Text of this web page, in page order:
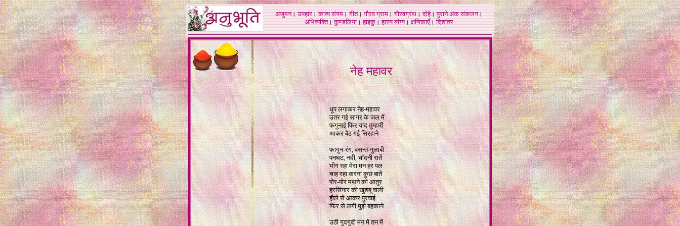
अंजुमन।उपहार।काव्य संगम।गीत।गौरव ग्राम।गौरवग्रंथ।दोहे।पुराने अंक संकलन।
अभिव्यक्ति।कुण्डलिया।हाइकु।हास्य व्यंग्य।क्षणिकाएँ।दिशांतर
नेह महावर
धूप लगाकर नेह-महावर
उतर गई सागर के जल में
फगुनाई फिर याद तुम्हारी
आकर बैठ गई सिरहाने
फागुन-रंग, वसन्त-गुलाबी
पनघट, नदी, चाँदनी रातें
भीग रहा मेरा मन हर पल
चाह रहा करना कुछ बातें
पोर-पोर मथने को आतुर
हरसिंगार की खुशबू वाली
हौले से आकर पुरवाई
फिर से लगी मुझे बहकाने
उठी गुदगुदी मन में तन में